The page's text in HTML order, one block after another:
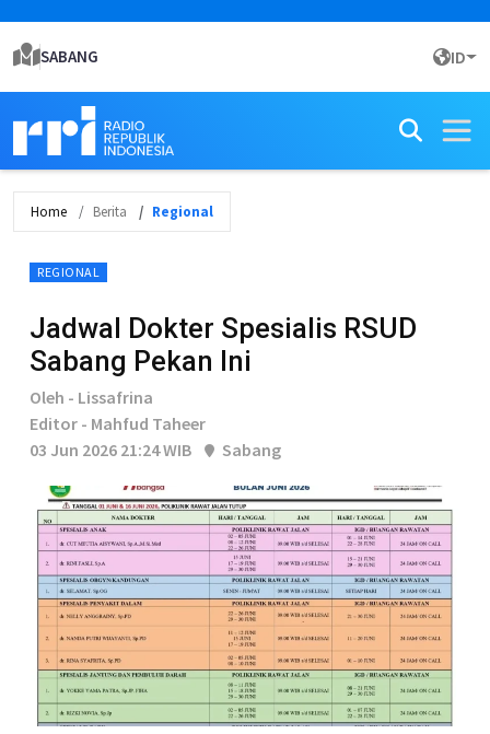
SABANG ID
Home Berita Regional
REGIONAL
Jadwal Dokter Spesialis RSUD
Sabang Pekan Ini
Oleh - Lissafrina
Editor - Mahfud Taheer
03 Jun 2026 21:24 WIB
Sabang